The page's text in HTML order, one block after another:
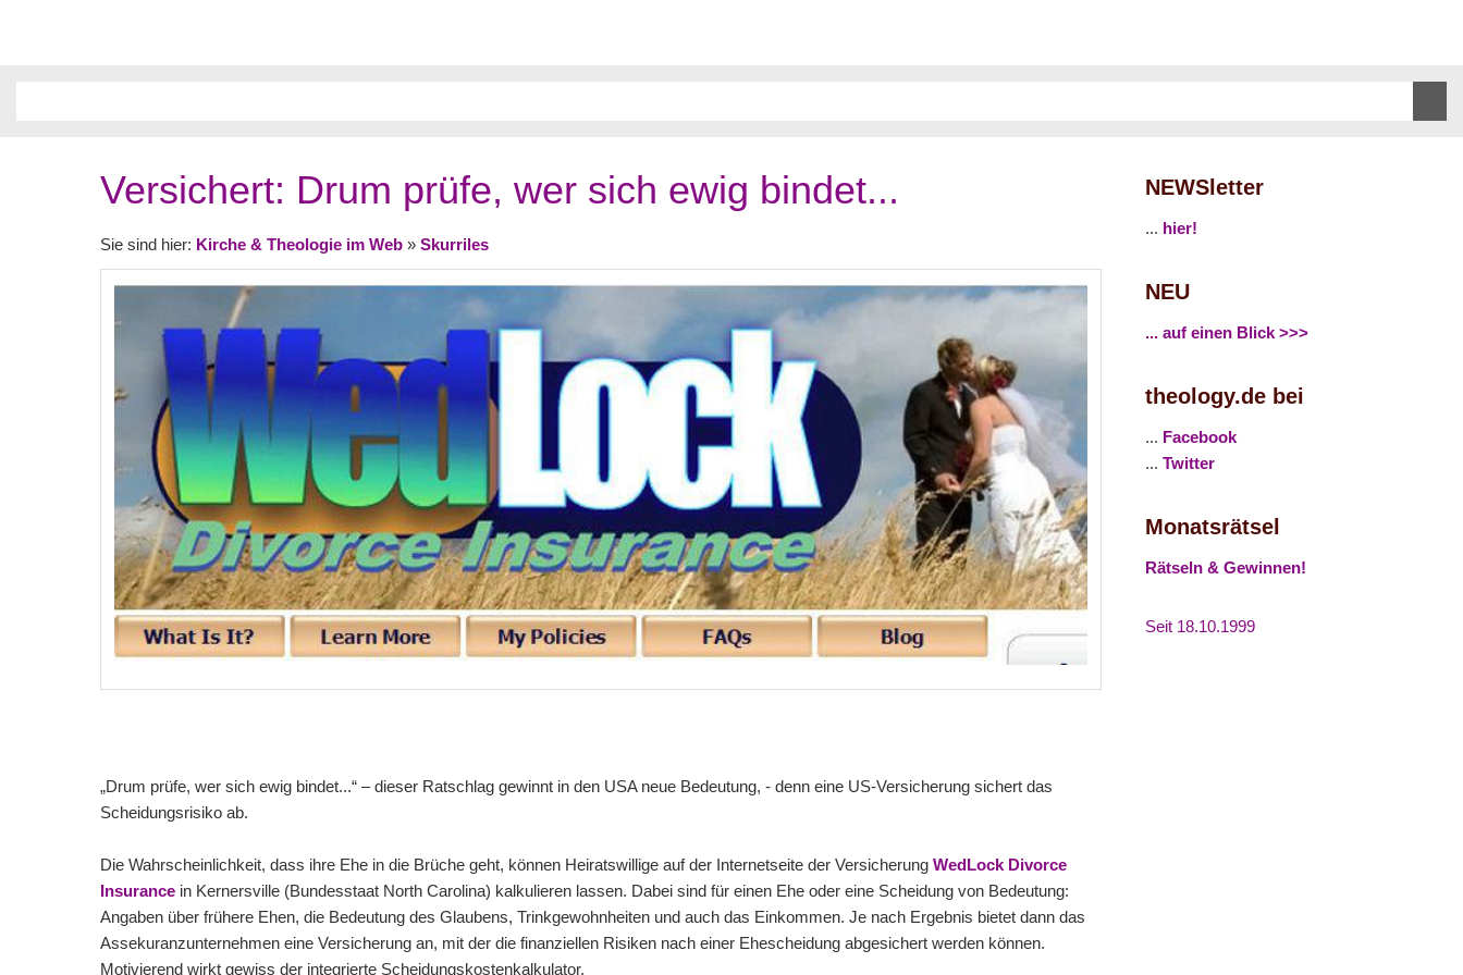
Versichert: Drum prüfe, wer sich ewig bindet...
Sie sind hier: Kirche & Theologie im Web » Skurriles
„Drum prüfe, wer sich ewig bindet...“ – dieser Ratschlag gewinnt in den USA neue Bedeutung, - denn eine US-Versicherung sichert das
Scheidungsrisiko ab.
Die Wahrscheinlichkeit, dass ihre Ehe in die Brüche geht, können Heiratswillige auf der Internetseite der Versicherung WedLock Divorce
Insurance in Kernersville (Bundesstaat North Carolina) kalkulieren lassen. Dabei sind für einen Ehe oder eine Scheidung von Bedeutung:
Angaben über frühere Ehen, die Bedeutung des Glaubens, Trinkgewohnheiten und auch das Einkommen. Je nach Ergebnis bietet dann das
Assekuranzunternehmen eine Versicherung an, mit der die finanziellen Risiken nach einer Ehescheidung abgesichert werden können.
Motivierend wirkt gewiss der integrierte Scheidungskostenkalkulator.
NEWSletter
... hier!
NEU
... auf einen Blick >>>
theology.de bei
... Facebook
... Twitter
Monatsrätsel
Rätseln & Gewinnen!
Seit 18.10.1999